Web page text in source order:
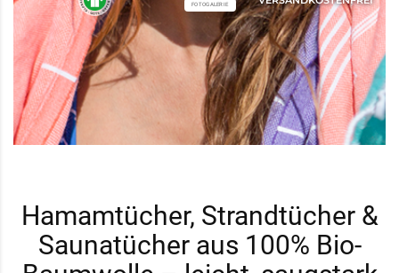
VERSANDKOSTENFREI
Hamamtücher, Strandtücher &
Saunatücher aus 100% Bio-